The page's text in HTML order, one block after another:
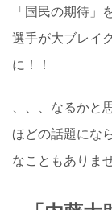
「国民の期待
選手が大ブレイ
に！！
、、、なるか
ほどの話題にな
なこともありま